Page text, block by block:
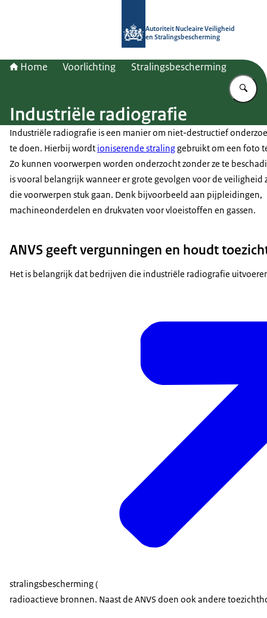
Autoriteit Nucleaire Veiligheid
en Stralingsbescherming
Home Voorlichting Stralingsbescherming
Industriële radiografie
Industriële radiografie is een manier om niet-destructief
te doen. Hierbij wordt ioniserende stralinggebruikt om een foto
Zo kunnen voorwerpen worden onderzocht zonder ze te
is vooral belangrijk wanneer er grote gevolgen voor de veiligheid
die voorwerpen stuk gaan. Denk bijvoorbeeld aan pijpleidingen,
machineonderdelen en drukvaten voor vloeistoffen en gassen.
ANVS geeft vergunningen en houdt
Het is belangrijk dat bedrijven die industriële radiografie
stralingsbescherming (
radioactieve bronnen. Naast de ANVS doen ook andere